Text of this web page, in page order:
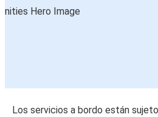
Los servicios a bordo están